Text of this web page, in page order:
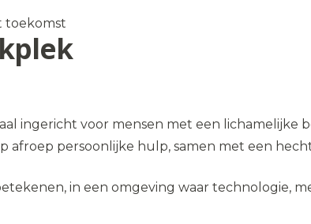
toekomst
ingericht voor mensen met een
afroep persoonlijke hulp, samen met een
in een omgeving waar technologie,